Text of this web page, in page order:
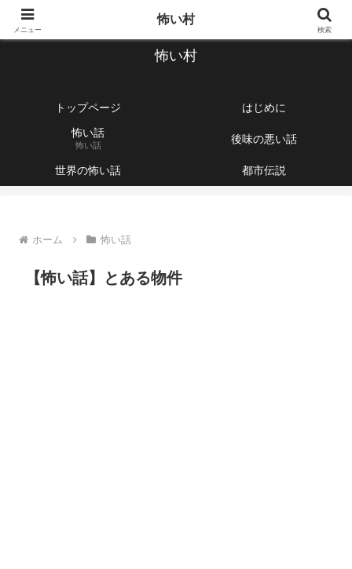
【1760話以上】怖い話と不思議な話を集めて紹介するサイト
怖い村
トップページ
はじめに
怖い話
怖い話 後味の悪い話
世界の怖い話 都市伝説
ホーム 怖い話
【怖い話】とある物件
メニュー
怖い村
検索